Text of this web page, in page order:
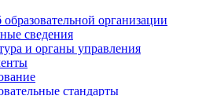
организации
сведения
и органы управления
стандарты